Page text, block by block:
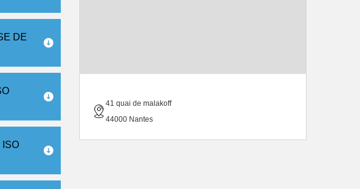
DE
ISO
41 quai de malakoff
44000 Nantes